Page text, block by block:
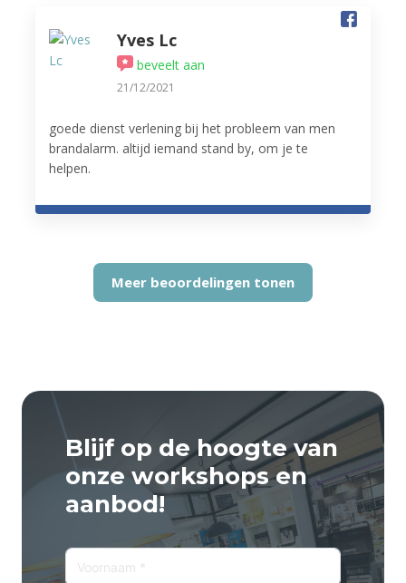
Yves Lc
beveelt aan
21/12/2021
goede dienst verlening bij het probleem van men
brandalarm. altijd iemand stand by, om je te
helpen.
Meer beoordelingen tonen
Blijf op de hoogte van
onze workshops en
aanbod!